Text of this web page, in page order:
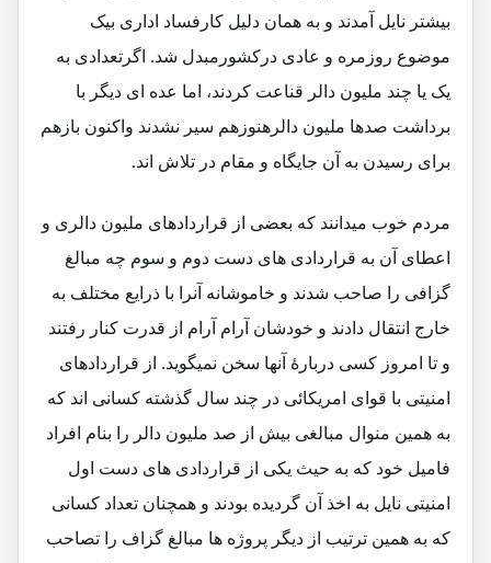
بیشتر نایل آمدند و به همان دلیل کارفساد اداری بیک
موضوع روزمره و عادی درکشورمبدل شد. اگرتعدادی به
یک یا چند ملیون دالر قناعت کردند، اما عده ای دیگر با
برداشت صدها ملیون دالرهنوزهم سیر نشدند واکنون بازهم
برای رسیدن به آن جایگاه و مقام در تلاش اند.
مردم خوب میدانند که بعضی از قراردادهای ملیون دالری و
اعطای آن به قراردادی های دست دوم و سوم چه مبالغ
گزافی را صاحب شدند و خاموشانه آنرا با ذرایع مختلف به
خارج انتقال دادند و خودشان آرام آرام از قدرت کنار رفتند
و تا امروز کسی دربارۀ آنها سخن نمیگوید. از قراردادهای
امنیتی با قوای امریکائی در چند سال گذشته کسانی اند که
به همین منوال مبالغی بیش از صد ملیون دالر را بنام افراد
فامیل خود که به حیث یکی از قراردادی های دست اول
امنیتی نایل به اخذ آن گردیده بودند و همچنان تعداد کسانی
که به همین ترتیب از دیگر پروژه ها مبالغ گزاف را تصاحب